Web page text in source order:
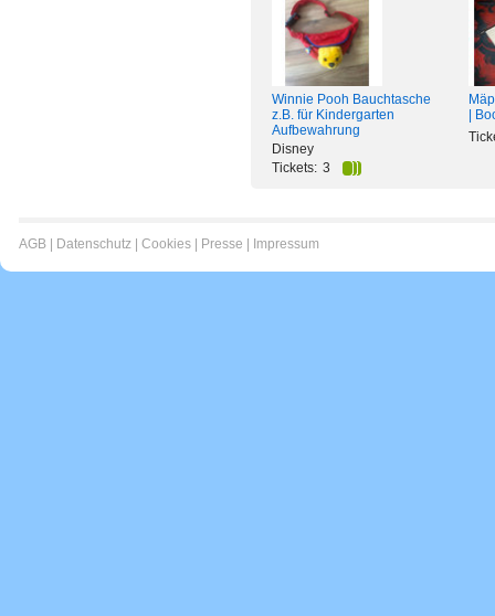
Winnie Pooh Bauchtasche
z.B. für Kindergarten
Aufbewahrung
Disney
Tickets: 3
|
AGB Datenschutz Cookies Presse Impressum